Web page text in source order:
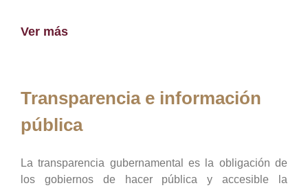
Ver más
Transparencia e información
pública
La transparencia gubernamental es la obligación de
los gobiernos de hacer pública y accesible la